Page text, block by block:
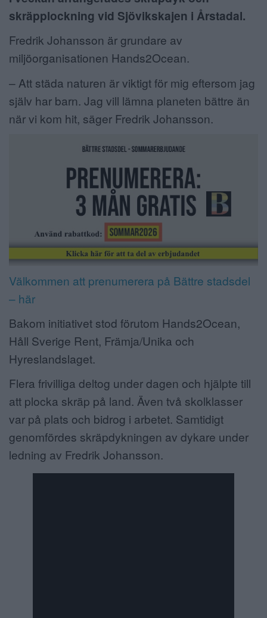
ANNONSERA
NÄRINGSLIV
skräpplockning vid Sjövikskajen i Årstadal.
Fredrik Johansson är grundare av
miljöorganisationen Hands2Ocean.
– Att städa naturen är viktigt för mig eftersom jag
själv har barn. Jag vill lämna planeten bättre än
när vi kom hit, säger Fredrik Johansson.
Välkommen att prenumerera på Bättre stadsdel
– här
Bakom initiativet stod förutom Hands2Ocean,
Håll Sverige Rent, Främja/Unika och
Hyreslandslaget.
Flera frivilliga deltog under dagen och hjälpte till
att plocka skräp på land. Även två skolklasser
var på plats och bidrog i arbetet. Samtidigt
genomfördes skräpdykningen av dykare under
ledning av Fredrik Johansson.